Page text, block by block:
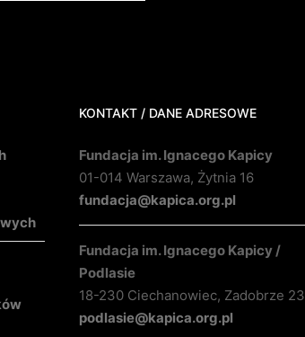
KONTAKT / DANE ADRESOWE
Fundacja im. Ignacego Kapicy
01-014 Warszawa, Żytnia 16
fundacja@kapica.org.pl
Fundacja im. Ignacego Kapicy /
Podlasie
18-230 Ciechanowiec, Zadobrze 23
podlasie@kapica.org.pl